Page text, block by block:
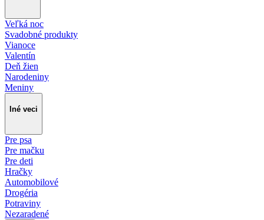
Veľká noc
Svadobné produkty
Vianoce
Valentín
Deň žien
Narodeniny
Meniny
Iné veci
Pre psa
Pre mačku
Pre deti
Hračky
Automobilové
Drogéria
Potraviny
Nezaradené